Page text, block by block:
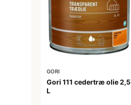
GORI
Gori 111 cedertræ olie 2,5
L